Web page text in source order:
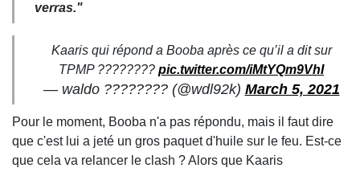
verras."
Kaaris qui répond a Booba après ce qu’il a dit sur
TPMP ???????? pic.twitter.com/iMtYQm9VhI
— waldo ???????? (@wdl92k) March 5, 2021
Pour le moment, Booba n'a pas répondu, mais il faut dire
que c'est lui a jeté un gros paquet d'huile sur le feu. Est-ce
que cela va relancer le clash ? Alors que Kaaris